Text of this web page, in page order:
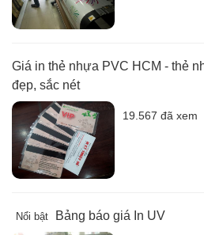
Giá in thẻ nhựa PVC HCM - thẻ
đẹp, sắc nét
19.567 đã xem
Nổi bật Bảng báo giá In UV